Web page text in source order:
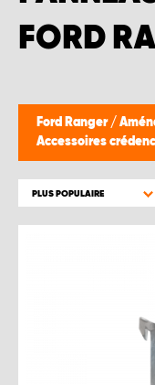
FORD
Ford Ranger /
Accessoires
PLUS POPULAIRE